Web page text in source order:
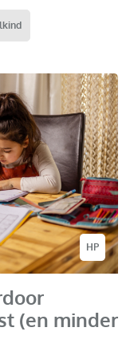
HP
(en minder